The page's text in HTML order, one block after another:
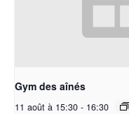
Gym des aînés
11 août à 15:30 - 16:30